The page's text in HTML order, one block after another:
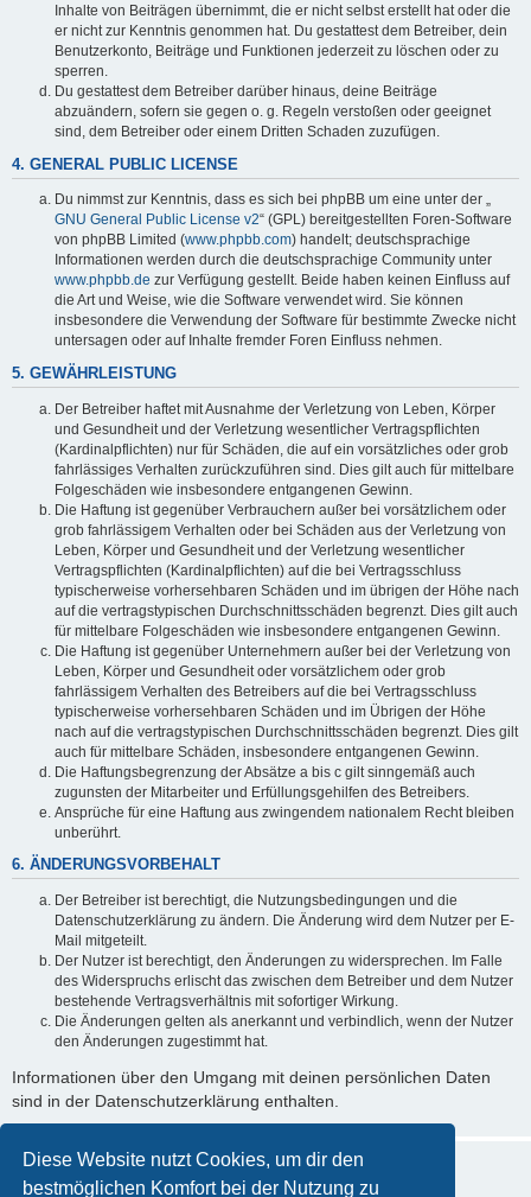
Diese Website nutzt Cookies, um dir den
bestmöglichen Komfort bei der Nutzung zu
Inhalte von Beiträgen übernimmt, die er nicht selbst erstellt hat oder die
er nicht zur Kenntnis genommen hat. Du gestattest dem Betreiber, dein
Benutzerkonto, Beiträge und Funktionen jederzeit zu löschen oder zu
sperren.
Du gestattest dem Betreiber darüber hinaus, deine Beiträge
abzuändern, sofern sie gegen o. g. Regeln verstoßen oder geeignet
sind, dem Betreiber oder einem Dritten Schaden zuzufügen.
4. GENERAL PUBLIC LICENSE
Du nimmst zur Kenntnis, dass es sich bei phpBB um eine unter der „
GNU General Public License v2“ (GPL) bereitgestellten Foren-Software
von phpBB Limited (www.phpbb.com) handelt; deutschsprachige
Informationen werden durch die deutschsprachige Community unter
www.phpbb.de zur Verfügung gestellt. Beide haben keinen Einfluss auf
die Art und Weise, wie die Software verwendet wird. Sie können
insbesondere die Verwendung der Software für bestimmte Zwecke nicht
untersagen oder auf Inhalte fremder Foren Einfluss nehmen.
5. GEWÄHRLEISTUNG
Der Betreiber haftet mit Ausnahme der Verletzung von Leben, Körper
und Gesundheit und der Verletzung wesentlicher Vertragspflichten
(Kardinalpflichten) nur für Schäden, die auf ein vorsätzliches oder grob
fahrlässiges Verhalten zurückzuführen sind. Dies gilt auch für mittelbare
Folgeschäden wie insbesondere entgangenen Gewinn.
Die Haftung ist gegenüber Verbrauchern außer bei vorsätzlichem oder
grob fahrlässigem Verhalten oder bei Schäden aus der Verletzung von
Leben, Körper und Gesundheit und der Verletzung wesentlicher
Vertragspflichten (Kardinalpflichten) auf die bei Vertragsschluss
typischerweise vorhersehbaren Schäden und im übrigen der Höhe nach
auf die vertragstypischen Durchschnittsschäden begrenzt. Dies gilt auch
für mittelbare Folgeschäden wie insbesondere entgangenen Gewinn.
Die Haftung ist gegenüber Unternehmern außer bei der Verletzung von
Leben, Körper und Gesundheit oder vorsätzlichem oder grob
fahrlässigem Verhalten des Betreibers auf die bei Vertragsschluss
typischerweise vorhersehbaren Schäden und im Übrigen der Höhe
nach auf die vertragstypischen Durchschnittsschäden begrenzt. Dies gilt
auch für mittelbare Schäden, insbesondere entgangenen Gewinn.
Die Haftungsbegrenzung der Absätze a bis c gilt sinngemäß auch
zugunsten der Mitarbeiter und Erfüllungsgehilfen des Betreibers.
Ansprüche für eine Haftung aus zwingendem nationalem Recht bleiben
unberührt.
6. ÄNDERUNGSVORBEHALT
Der Betreiber ist berechtigt, die Nutzungsbedingungen und die
Datenschutzerklärung zu ändern. Die Änderung wird dem Nutzer per E-
Mail mitgeteilt.
Der Nutzer ist berechtigt, den Änderungen zu widersprechen. Im Falle
des Widerspruchs erlischt das zwischen dem Betreiber und dem Nutzer
bestehende Vertragsverhältnis mit sofortiger Wirkung.
Die Änderungen gelten als anerkannt und verbindlich, wenn der Nutzer
den Änderungen zugestimmt hat.
Informationen über den Umgang mit deinen persönlichen Daten
sind in der Datenschutzerklärung enthalten.